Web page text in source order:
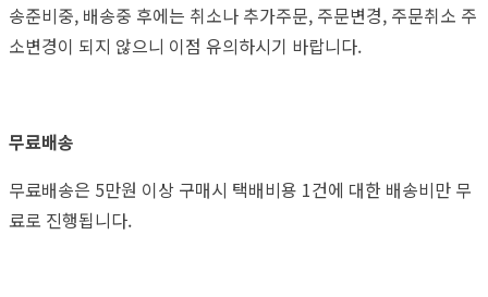
송준비중, 배송중 후에는 취소나 추가주문, 주문변경, 주문취소 주
소변경이 되지 않으니 이점 유의하시기 바랍니다.
무료배송
무료배송은 5만원 이상 구매시 택배비용 1건에 대한 배송비만 무
료로 진행됩니다.